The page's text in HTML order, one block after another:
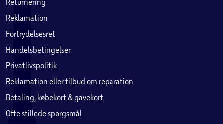
Reklamation
Fortrydelsesret
Handelsbetingelser
Privatlivspolitik
Reklamation eller tilbud om reparation
Betaling, købekort & gavekort
Ofte stillede spørgsmål